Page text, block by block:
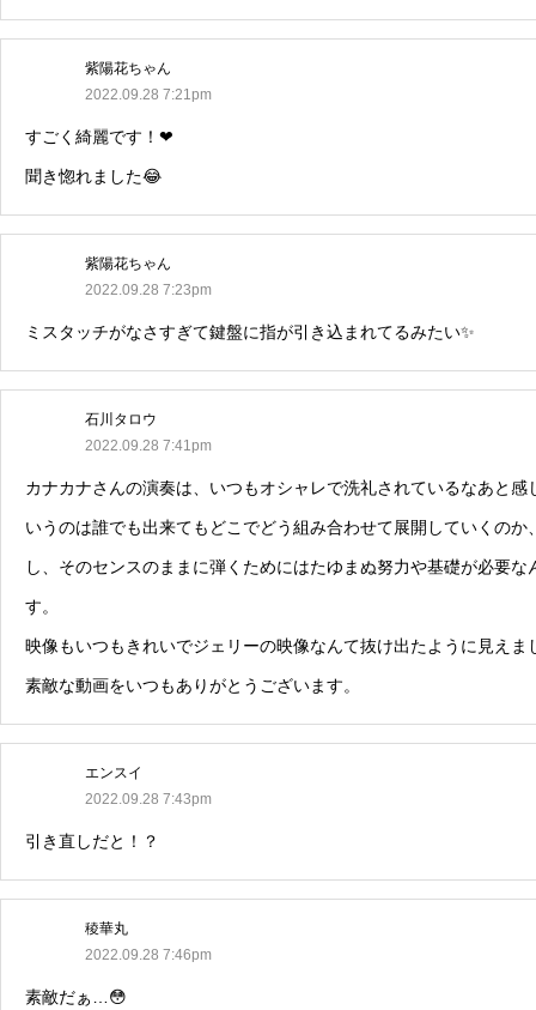
紫陽花ちゃん
2022.09.28 7:21pm
すごく綺麗です！❤
聞き惚れました😂
紫陽花ちゃん
2022.09.28 7:23pm
ミスタッチがなさすぎて鍵盤に指が引き込まれてるみたい✨
石川タロウ
2022.09.28 7:41pm
カナカナさんの演奏は、いつもオシャレで洗礼されているなあと
いうのは誰でも出来てもどこでどう組み合わせて展開していくの
し、そのセンスのままに弾くためにはたゆまぬ努力や基礎が必要
す。
映像もいつもきれいでジェリーの映像なんて抜け出たように見えま
素敵な動画をいつもありがとうございます。
エンスイ
2022.09.28 7:43pm
引き直しだと！？
稜華丸
2022.09.28 7:46pm
素敵だぁ…😳